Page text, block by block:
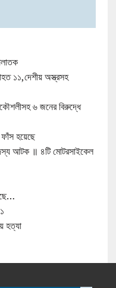
১১,দেশীয় অস্ত্রসহ
৬ জনের বিরুদ্ধে
হয়েছে
আটক ॥ ৪টি মোটরসাইকেল
হত্যা